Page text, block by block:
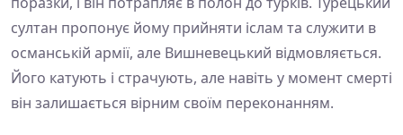
султан пропонує йому прийняти іслам та служити в
османській армії, але Вишневецький відмовляється.
Його катують і страчують, але навіть у момент смерті
він залишається вірним своїм переконанням.